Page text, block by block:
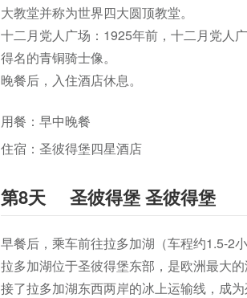
大教堂并称为世界四大圆顶教堂。
十二月党人广场：1925年前，十二月党人
得名的青铜骑士像。
晚餐后，入住酒店休息。
用餐：早中晚餐
住宿：圣彼得堡四星酒店
第8天 圣彼得堡 圣彼得堡
早餐后，乘车前往拉多加湖（车程约1.5-2
拉多加湖位于圣彼得堡东部，是欧洲最大
接了拉多加湖东西两岸的冰上运输线，成